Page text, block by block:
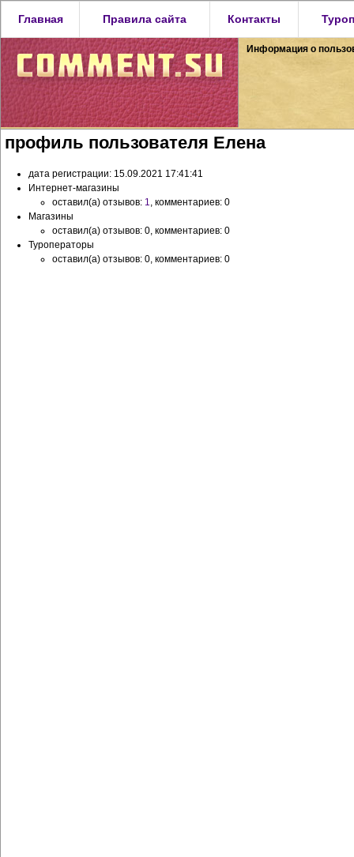
Главная Правила сайта Контакты
Информация о
профиль пользователя Елена
дата регистрации: 15.09.2021 17:41:41
Интернет-магазины
оставил(а) отзывов: 1, комментариев: 0
Магазины
оставил(а) отзывов: 0, комментариев: 0
Туроператоры
оставил(а) отзывов: 0, комментариев: 0